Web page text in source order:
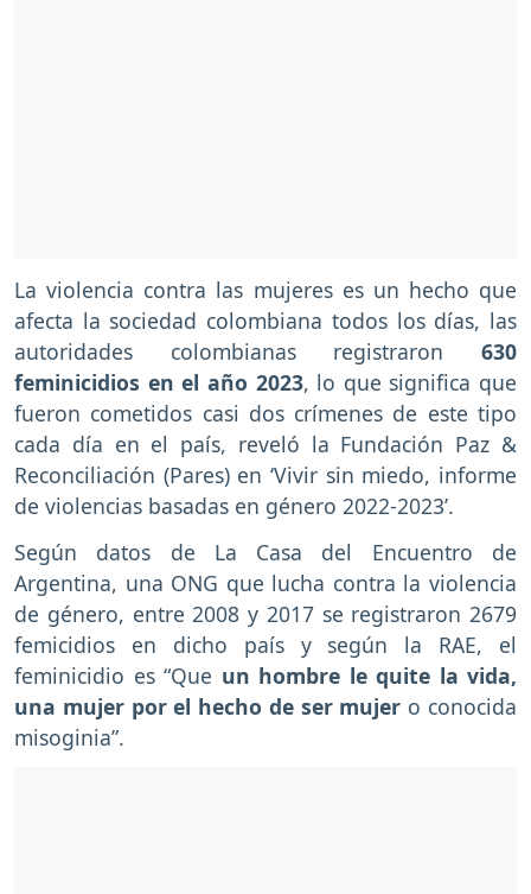
La violencia contra las mujeres es un hecho que
afecta la sociedad colombiana todos los días, las
autoridades colombianas registraron 630
feminicidios en el año 2023, lo que significa que
fueron cometidos casi dos crímenes de este tipo
cada día en el país, reveló la Fundación Paz &
Reconciliación (Pares) en ‘Vivir sin miedo, informe
de violencias basadas en género 2022-2023’.
Según datos de La Casa del Encuentro de
Argentina, una ONG que lucha contra la violencia
de género, entre 2008 y 2017 se registraron 2679
femicidios en dicho país y según la RAE, el
feminicidio es “Que un hombre le quite la vida,
una mujer por el hecho de ser mujer o conocida
misoginia”.